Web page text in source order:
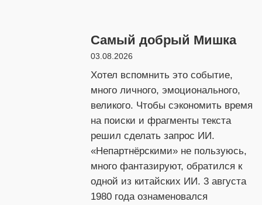
1905
Самый добрый Мишка
03.08.2026
Хотел вспомнить это событие,
много личного, эмоционального,
великого. Чтобы сэкономить время
на поиски и фрагменты текста
решил сделать запрос ИИ.
«Непартнёрскими» не пользуюсь,
много фантазируют, обратился к
одной из китайских ИИ. 3 августа
1980 года ознаменовался